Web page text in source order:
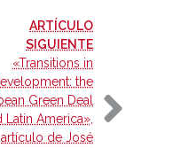
ARTÍCULO
SIGUIENTE-
«Transitions in
the
Green Deal
Latin America»,
artículo de José